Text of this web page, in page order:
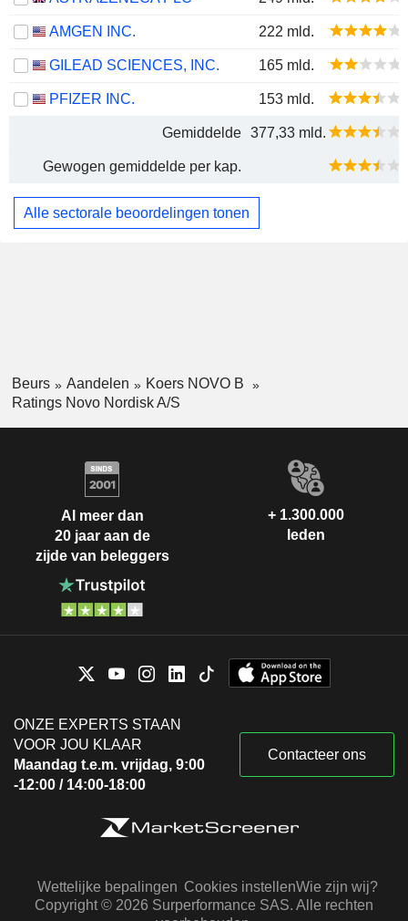
AMGEN INC. 222 mld.
GILEAD SCIENCES, INC. 165 mld.
PFIZER INC. 153 mld.
Gemiddelde 377,33 mld.
Gewogen gemiddelde per kap.
Alle sectorale beoordelingen tonen
Beurs Aandelen
Koers NOVO B
Ratings Novo Nordisk A/S
Al meer dan
20 jaar aan de
zijde van beleggers
+ 1.300.000
leden
ONZE EXPERTS STAAN
VOOR JOU KLAAR
Maandag t.e.m. vrijdag, 9:00
-12:00 / 14:00-18:00
Contacteer ons
Wettelijke bepalingen Cookies instellenWie zijn wij?
Copyright © 2026 Surperformance SAS. Alle rechten